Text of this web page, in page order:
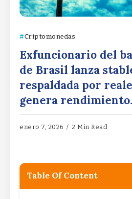
Criptomonedas
Exfuncionario del
de Brasil lanza
respaldada por
genera rendimiento.
enero 7, 2026 2 Min Read
Table Of Content